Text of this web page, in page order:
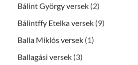
Bálint György versek (2)
Bálintffy Etelka versek (9)
Balla Miklós versek (1)
Ballagási versek (3)